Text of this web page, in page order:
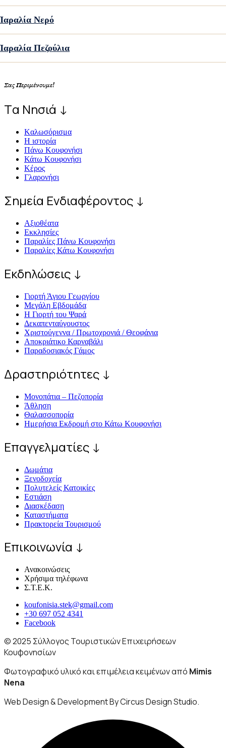
Νερό
Πεζούλια
Σας Περιμένουμε!
Tα Νησιά ↓
Kαλωσόρισμα
Η ιστορία
Πάνω Κουφονήσι
Κάτω Κουφονήσι
Κέρος
Γλαρονήσι
Σημεία Ενδιαφέροντος ↓
Αξιοθέατα
Εκκλησίες
Παραλίες Πάνω Κουφονήσι
Παραλίες Κάτω Κουφονήσι
Εκδηλώσεις ↓
Γιορτή Άγιου Γεωργίου
Μεγάλη Εβδομάδα
Η Γιορτή του Ψαρά
Δεκαπενταύγουστος
Χριστούγεννα / Πρωτοχρονιά / Θεοφάνια
Αποκριάτικο Καρναβάλι
Παραδοσιακός Γάμος
Δραστηριότητες ↓
Μονοπάτια – Πεζοπορία
Άθληση
Θαλασσοπορία
Ημερήσια Εκδρομή στο Κάτω Κουφονήσι
Επαγγελματίες ↓
Δωμάτια
Ξενοδοχεία
Πολυτελείς Κατοικίες
Εστιάση
Διασκέδαση
Καταστήματα
Πρακτορεία Τουρισμού
Επικοινωνία ↓
Ανακοινώσεις
Χρήσιμα τηλέφωνα
Σ.Τ.Ε.Κ.
koufonisia.stek@gmail.com
+30 697 052 4341
Facebook
© 2025 Σύλλογος Τουριστικών Επιχειρήσεων
Κουφονησίων
Φωτογραφικό υλικό και επιμέλεια κειμένων από Mimis
Nena
Web Design & Development By Circus Design Studio.